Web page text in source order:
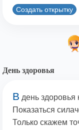
Создать открытку
День здоровья
В день здоровья
Показаться
Только скажем